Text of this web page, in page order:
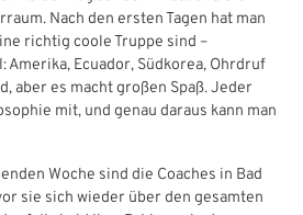
Nach den ersten Tagen hat man
richtig coole Truppe sind –
Ecuador, Südkorea, Ohrdruf
aber es macht großen Spaß. Jeder
mit, und genau daraus kann man
Woche sind die Coaches in Bad
sie sich wieder über den gesamten